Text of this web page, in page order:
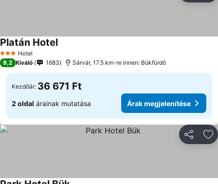
3 Kategória
Hotel
Platán Hotel
9,2 Kiváló 1683 Sárvár, 17.5 km-re innen: Bükfürdő
Kezdőár: 36 671 Ft
2 oldal árainak mutatása Árak megjelenítése